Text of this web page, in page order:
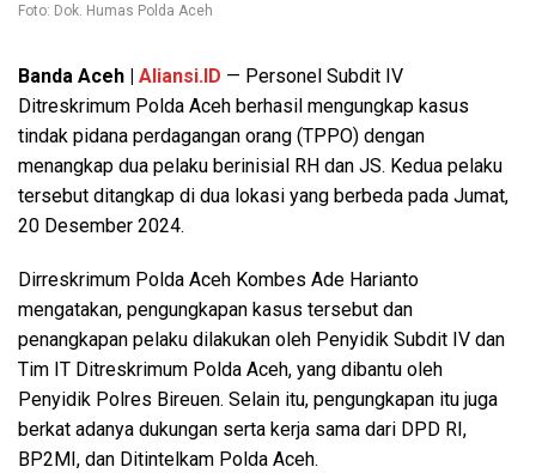
Foto: Dok. Humas Polda Aceh
Banda Aceh | Aliansi.ID — Personel Subdit IV
Ditreskrimum Polda Aceh berhasil mengungkap kasus
tindak pidana perdagangan orang (TPPO) dengan
menangkap dua pelaku berinisial RH dan JS. Kedua pelaku
tersebut ditangkap di dua lokasi yang berbeda pada Jumat,
20 Desember 2024.
Dirreskrimum Polda Aceh Kombes Ade Harianto
mengatakan, pengungkapan kasus tersebut dan
penangkapan pelaku dilakukan oleh Penyidik Subdit IV dan
Tim IT Ditreskrimum Polda Aceh, yang dibantu oleh
Penyidik Polres Bireuen. Selain itu, pengungkapan itu juga
berkat adanya dukungan serta kerja sama dari DPD RI,
BP2MI, dan Ditintelkam Polda Aceh.